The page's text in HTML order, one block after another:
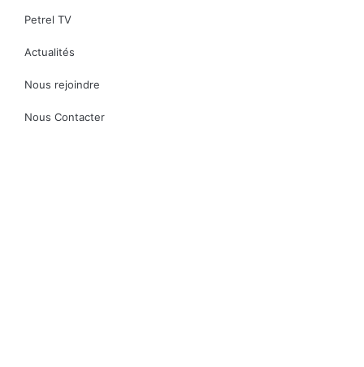
Petrel TV
Actualités
Nous rejoindre
Nous Contacter